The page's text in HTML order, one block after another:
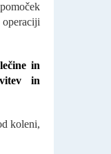
in
in
koleni,